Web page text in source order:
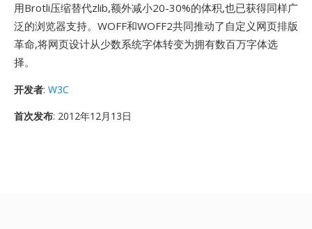
用Brotli压缩替代zlib,额外减小20-30%的体积,也已获得同样广
泛的浏览器支持。WOFF和WOFF2共同推动了自定义网页排版
革命,将网页设计从少数系统字体转变为拥有数百万字体选
择。
开发者: W3C
首次发布: 2012年12月13日